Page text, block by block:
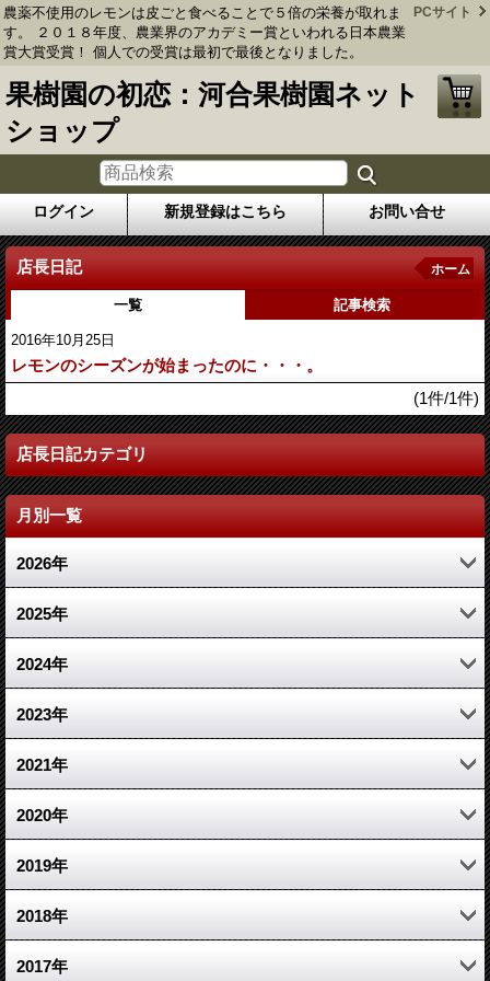
農薬不使用のレモンは皮ごと食べることで５倍の栄養が取れま
す。 ２０１８年度、農業界のアカデミー賞といわれる日本農業
賞大賞受賞！ 個人での受賞は最初で最後となりました。
PCサイト
果樹園の初恋：河合果樹園ネット
ショップ
ログイン 新規登録はこちら お問い合せ
店長日記 ホーム
一覧 記事検索
2016年10月25日
レモンのシーズンが始まったのに・・・。
(1件/1件)
店長日記カテゴリ
月別一覧
2026年
4月 (1)
2月 (1)
1月 (1)
2025年
11月 (1)
3月 (1)
1月 (1)
2024年
10月 (1)
7月 (1)
3月 (2)
1月 (1)
2023年
12月 (2)
2021年
10月 (1)
6月 (1)
2月 (2)
2020年
10月 (1)
3月 (1)
2月 (1)
2019年
12月 (1)
4月 (1)
2018年
5月 (1)
2017年